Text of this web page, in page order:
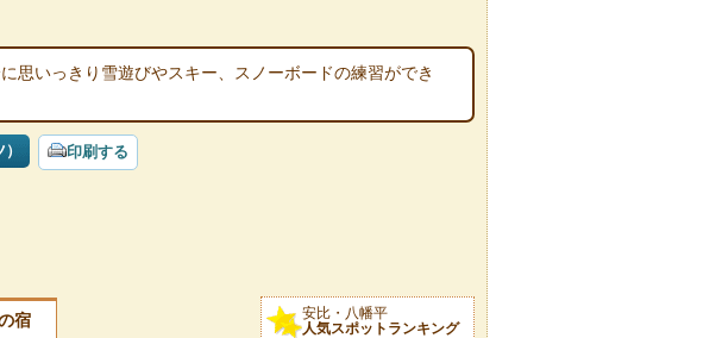
思いっきり雪遊びやスキー、スノーボードの練習ができ
印刷する
宿
安比・八幡平
人気スポットランキング